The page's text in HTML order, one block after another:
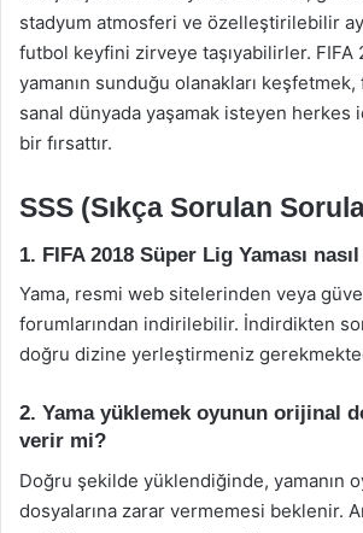
stadyum atmosferi ve özelleştirilebilir
futbol keyfini zirveye taşıyabilirler. FIFA
yamanın sunduğu olanakları
sanal dünyada yaşamak isteyen herkes
bir fırsattır.
SSS (Sıkça Sorulan
1. FIFA 2018 Süper Lig Yaması
Yama, resmi web sitelerinden veya
forumlarından indirilebilir. İndirdikten
doğru dizine yerleştirmeniz
2. Yama yüklemek oyunun orijinal
verir mi?
Doğru şekilde yüklendiğinde, yamanın
dosyalarına zarar vermemesi beklenir.